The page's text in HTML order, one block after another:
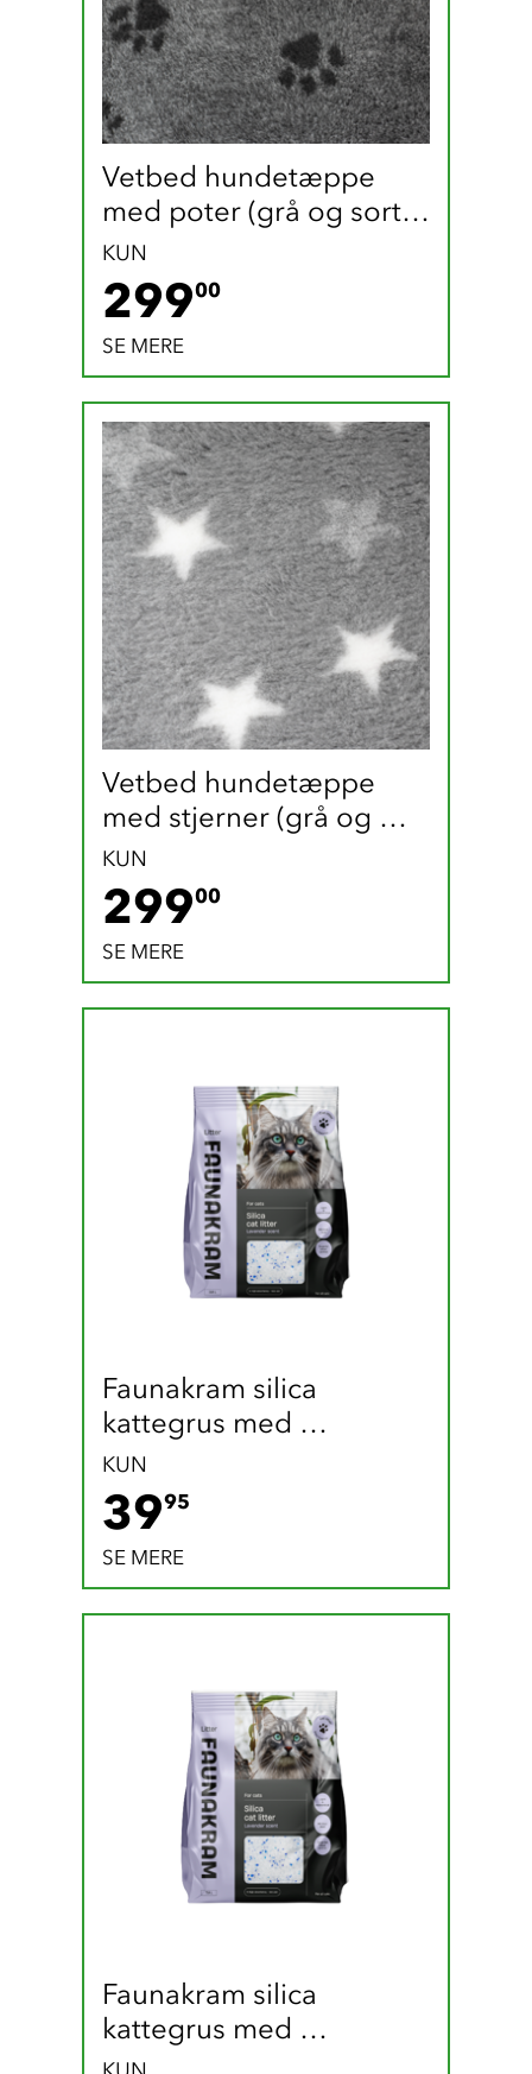
Vetbed hundetæppe
med poter (grå og sort /
165 x 100 cm)
KUN
29900299 DKK
SE MERE
Vetbed hundetæppe
med stjerner (grå og
hvid / 165 x 100 cm)
KUN
29900299 DKK
SE MERE
Faunakram silica
kattegrus med
lavendelduft (3,8 liter)
KUN
3995
SE MERE
Faunakram silica
kattegrus med
lavendelduft (7,8 liter)